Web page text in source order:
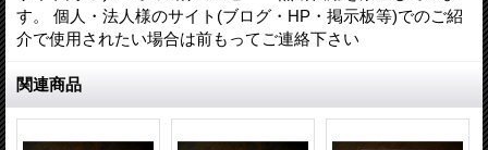
す。 個人・法人様のサイト(ブログ・HP・掲示板等)でのご紹
介で使用されたい場合は前もってご連絡下さい
関連商品